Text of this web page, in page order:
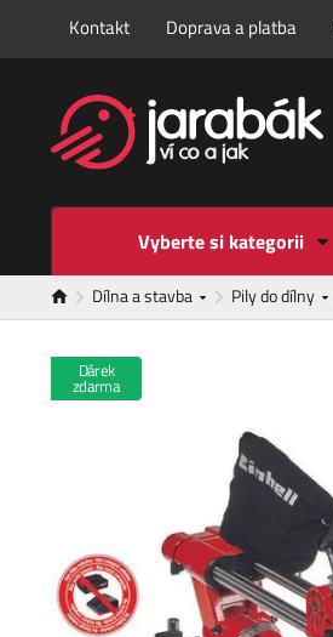
Kontakt Doprava a platba
Vyberte si kategorii
Dílna a stavba Pily do dílny
Dárek
zdarma